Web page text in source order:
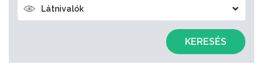
Látnivalók
KERESÉS